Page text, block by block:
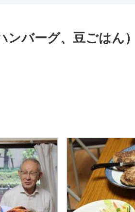
バーグ、豆ごはん）